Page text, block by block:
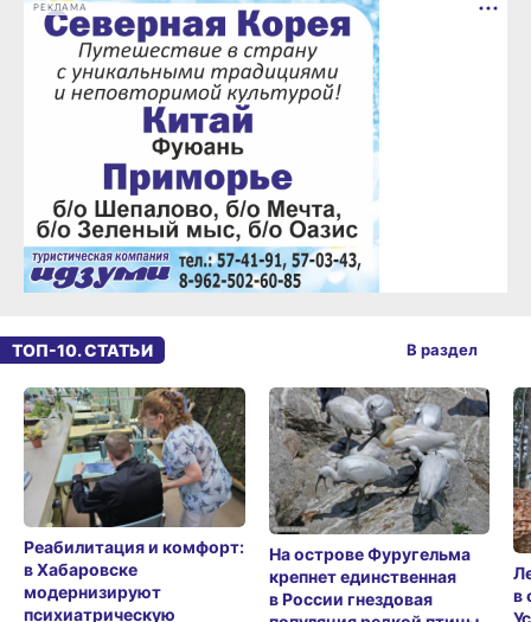
РЕКЛАМА
ТОП-10. СТАТЬИ
Реабилитация и комфорт:
в Хабаровске
модернизируют
психиатрическую
На острове Фуругельма
крепнет единственная
в России гнездовая
в
В раздел